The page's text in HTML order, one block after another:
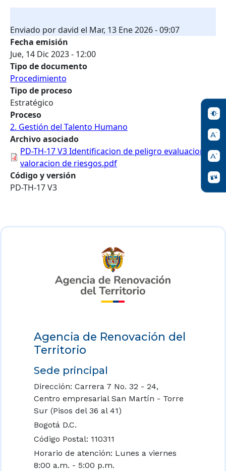
Enviado pordavid el Mar, 13 Ene 2026 - 09:07
Fecha emisión
Jue, 14 Dic 2023 - 12:00
Tipo de documento
Procedimiento
Tipo de proceso
Estratégico
Proceso
2. Gestión del Talento Humano
Archivo asociado
PD-TH-17 V3 Identificacion de peligro evaluacion y
valoracion de riesgos.pdf
Código y versión
PD-TH-17 V3
Agencia de Renovación del
Territorio
Sede principal
Dirección: Carrera 7 No. 32 - 24,
Centro empresarial San Martín - Torre
Sur (Pisos del 36 al 41)
Bogotá D.C.
Código Postal: 110311
Horario de atención: Lunes a viernes
8:00 a.m. - 5:00 p.m.